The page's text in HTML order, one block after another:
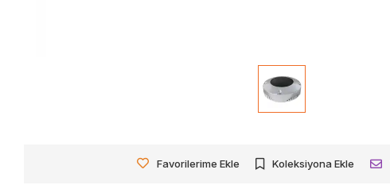
Favorilerime Ekle Koleksiyona Ekle